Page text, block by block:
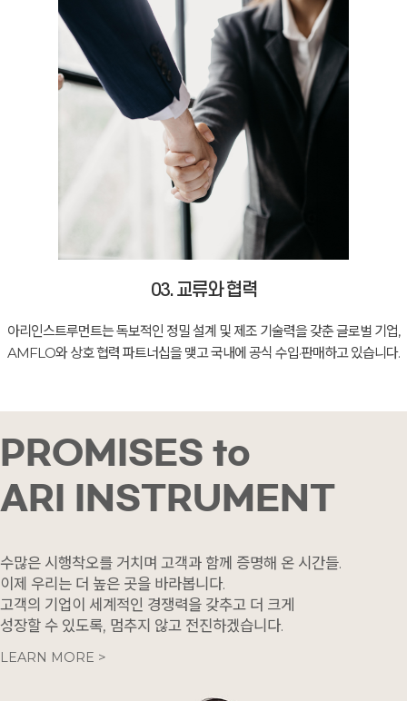
03. 교류와 협력
아리인스트루먼트는 독보적인 정밀 설계 및 제조 기술력을 갖춘 글로벌 기업,
AMFLO와 상호 협력 파트너십을 맺고 국내에 공식 수입·판매하고 있습니다.
PROMISES to
ARI INSTRUMENT
수많은 시행착오를 거치며 고객과 함께 증명해 온 시간들.
이제 우리는 더 높은 곳을 바라봅니다.
고객의 기업이 세계적인 경쟁력을 갖추고 더 크게
성장할 수 있도록, 멈추지 않고 전진하겠습니다.
LEARN MORE >